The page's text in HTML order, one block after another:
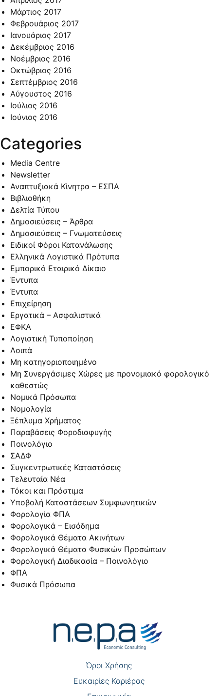
Μάρτιος 2017
Φεβρουάριος 2017
Ιανουάριος 2017
Δεκέμβριος 2016
Νοέμβριος 2016
Οκτώβριος 2016
Σεπτέμβριος 2016
Αύγουστος 2016
Ιούλιος 2016
Ιούνιος 2016
Categories
Media Centre
Newsletter
Αναπτυξιακά Κίνητρα – ΕΣΠΑ
Βιβλιοθήκη
Δελτία Τύπου
Δημοσιεύσεις – Άρθρα
Δημοσιεύσεις – Γνωματεύσεις
Ειδικοί Φόροι Κατανάλωσης
Ελληνικά Λογιστικά Πρότυπα
Εμπορικό Εταιρικό Δίκαιο
Έντυπα
Έντυπα
Επιχείρηση
Εργατικά – Ασφαλιστικά
ΕΦΚΑ
Λογιστική Τυποποίηση
Λοιπά
Μη κατηγοριοποιημένο
Μη Συνεργάσιμες Χώρες με προνομιακό φορολογικό
καθεστώς
Νομικά Πρόσωπα
Νομολογία
Ξέπλυμα Χρήματος
Παραβάσεις Φοροδιαφυγής
Ποινολόγιο
ΣΑΔΦ
Συγκεντρωτικές Καταστάσεις
Τελευταία Νέα
Τόκοι και Πρόστιμα
Υποβολή Καταστάσεων Συμφωνητικών
Φορολογία ΦΠΑ
Φορολογικά – Εισόδημα
Φορολογικά Θέματα Ακινήτων
Φορολογικά Θέματα Φυσικών Προσώπων
Φορολογική Διαδικασία – Ποινολόγιο
ΦΠΑ
Φυσικά Πρόσωπα
Όροι Χρήσης
Eυκαιρίες Καριέρας